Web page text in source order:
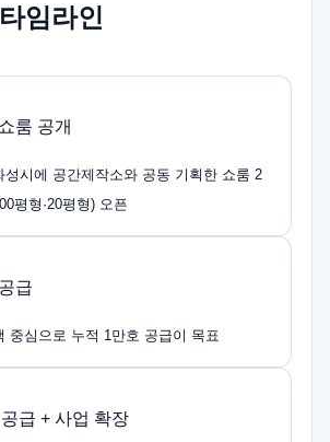
임라인
룸 공개
성시에 공간제작소와 공동 기획한 쇼룸 2
평형·20평형) 오픈
급
중심으로 누적 1만호 공급이 목표
급 + 사업 확장